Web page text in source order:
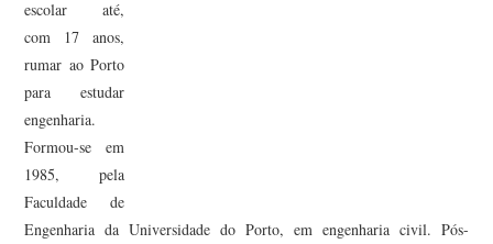
escolar até,
com 17 anos,
rumar ao Porto
para estudar
engenharia.
Formou-se em
1985, pela
Faculdade de
Engenharia da Universidade do Porto, em engenharia civil. Pós-